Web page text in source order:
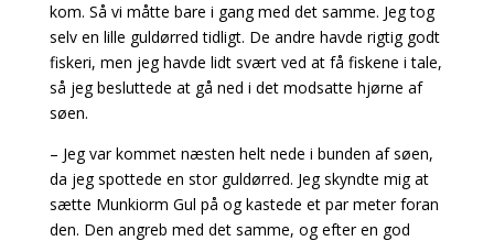
kom. Så vi måtte bare i gang med det samme. Jeg tog
selv en lille guldørred tidligt. De andre havde rigtig godt
fiskeri, men jeg havde lidt svært ved at få fiskene i tale,
så jeg besluttede at gå ned i det modsatte hjørne af
søen.
– Jeg var kommet næsten helt nede i bunden af søen,
da jeg spottede en stor guldørred. Jeg skyndte mig at
sætte Munkiorm Gul på og kastede et par meter foran
den. Den angreb med det samme, og efter en god